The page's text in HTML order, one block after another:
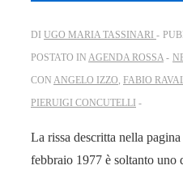
DI UGO MARIA TASSINARI
POSTATO IN AGENDA ROSSA
CON ANGELO IZZO FABIO
PIERUIGI CONCUTELLI
La rissa descritta nella
febbraio 1977 è soltanto uno